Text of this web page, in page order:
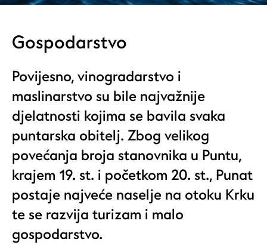
Gospodarstvo
Povijesno, vinogradarstvo i
maslinarstvo su bile najvažnije
djelatnosti kojima se bavila svaka
puntarska obitelj. Zbog velikog
povećanja broja stanovnika u Puntu,
krajem 19. st. i početkom 20. st., Punat
postaje najveće naselje na otoku Krku
te se razvija turizam i malo
gospodarstvo.